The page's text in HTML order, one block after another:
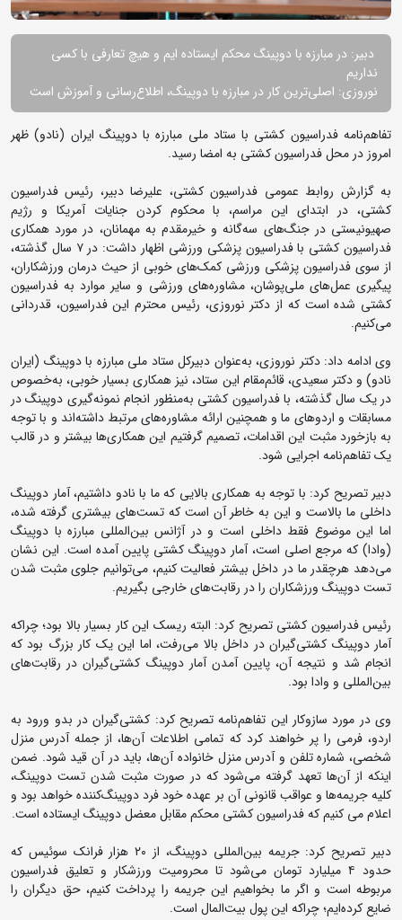
دبیر: در مبارزه با دوپینگ محکم ایستاده ایم و هیچ تعارفی با کسی
نداریم
نوروزی: اصلی‌ترین کار در مبارزه با دوپینگ، اطلاع‌رسانی و آموزش است
تفاهم‌نامه فدراسیون کشتی با ستاد ملی مبارزه با دوپینگ ایران (نادو) ظهر
امروز در محل فدراسیون کشتی به امضا رسید.
به گزارش روابط عمومی فدراسیون کشتی، علیرضا دبیر، رئیس فدراسیون
کشتی، در ابتدای این مراسم، با محکوم کردن جنایات آمریکا و رژیم
صهیونیستی در جنگ‌های سه‌گانه و خیرمقدم به مهمانان، در مورد همکاری
فدراسیون کشتی با فدراسیون پزشکی ورزشی اظهار داشت: در ۷ سال گذشته،
از سوی فدراسیون پزشکی ورزشی کمک‌های خوبی از حیث درمان ورزشکاران،
پیگیری عمل‌های ملی‌پوشان، مشاوره‌های ورزشی و سایر موارد به فدراسیون
کشتی شده است که از دکتر نوروزی، رئیس محترم این فدراسیون، قدردانی
می‌کنیم.
وی ادامه داد: دکتر نوروزی، به‌عنوان دبیرکل ستاد ملی مبارزه با دوپینگ (ایران
نادو) و دکتر سعیدی، قائم‌مقام این ستاد، نیز همکاری بسیار خوبی، به‌خصوص
در یک سال گذشته، با فدراسیون کشتی به‌منظور انجام نمونه‌گیری دوپینگ در
مسابقات و اردوهای ما و همچنین ارائه مشاوره‌های مرتبط داشته‌اند و با توجه
به بازخورد مثبت این اقدامات، تصمیم گرفتیم این همکاری‌ها بیشتر و در قالب
یک تفاهم‌نامه اجرایی شود.
دبیر تصریح کرد: با توجه به همکاری بالایی که ما با نادو داشتیم، آمار دوپینگ
داخلی ما بالاست و این به خاطر آن است که تست‌های بیشتری گرفته شده،
اما این موضوع فقط داخلی است و در آژانس بین‌المللی مبارزه با دوپینگ
(وادا) که مرجع اصلی است، آمار دوپینگ کشتی پایین آمده است. این نشان
می‌دهد هرچقدر ما در داخل بیشتر فعالیت کنیم، می‌توانیم جلوی مثبت شدن
تست دوپینگ ورزشکاران را در رقابت‌های خارجی بگیریم.
رئیس فدراسیون کشتی تصریح کرد: البته ریسک این کار بسیار بالا بود؛ چراکه
آمار دوپینگ کشتی‌گیران در داخل بالا می‌رفت، اما این یک کار بزرگ بود که
انجام شد و نتیجه آن، پایین آمدن آمار دوپینگ کشتی‌گیران در رقابت‌های
بین‌المللی و وادا بود.
وی در مورد سازوکار این تفاهم‌نامه تصریح کرد: کشتی‌گیران در بدو ورود به
اردو، فرمی را پر خواهند کرد که تمامی اطلاعات آن‌ها، از جمله آدرس منزل
شخصی، شماره تلفن و آدرس منزل خانواده آن‌ها، باید در آن قید شود. ضمن
اینکه از آن‌ها تعهد گرفته می‌شود که در صورت مثبت شدن تست دوپینگ،
کلیه جریمه‌ها و عواقب قانونی آن بر عهده خود فرد دوپینگ‌کننده خواهد بود و
اعلام می کنیم که فدراسیون کشتی محکم مقابل معضل دوپینگ ایستاده است.
دبیر تصریح کرد: جریمه بین‌المللی دوپینگ، از ۲۰ هزار فرانک سوئیس که
حدود ۴ میلیارد تومان می‌شود تا محرومیت ورزشکار و تعلیق فدراسیون
مربوطه است و اگر ما بخواهیم این جریمه را پرداخت کنیم، حق دیگران را
ضایع کرده‌ایم؛ چراکه این پول بیت‌المال است.